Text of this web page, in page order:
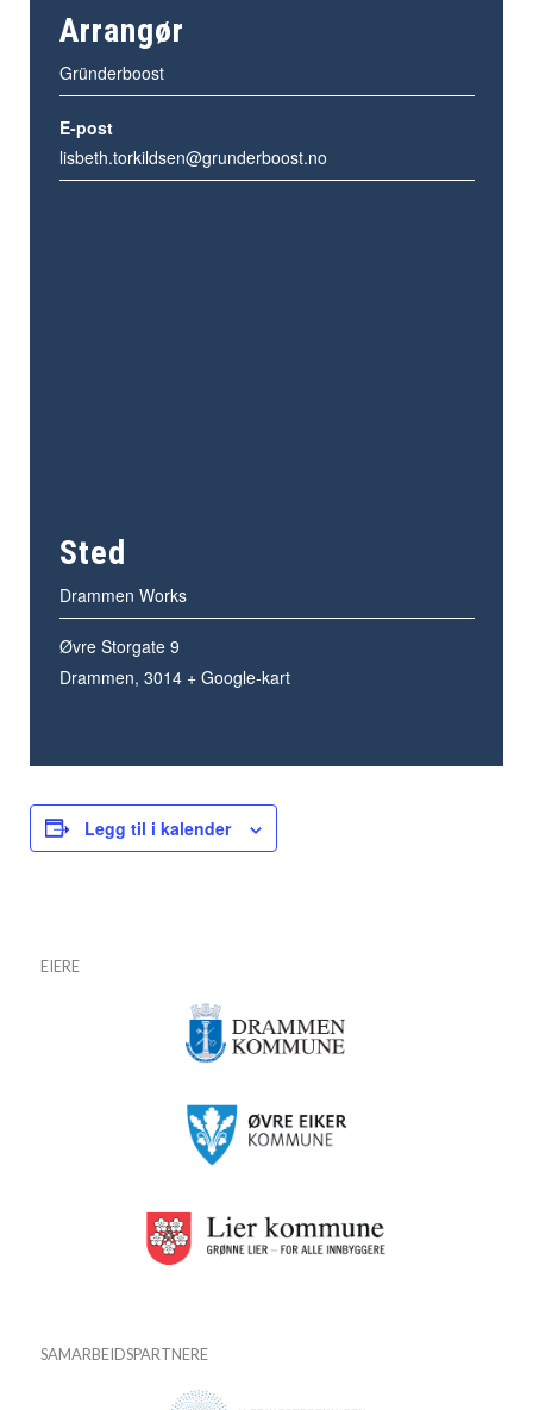
Arrangør
Gründerboost
E-post
lisbeth.torkildsen@grunderboost.no
Sted
Drammen Works
Øvre Storgate 9
Drammen, 3014 + Google-kart
Legg til i kalender
EIERE
SAMARBEIDSPARTNERE